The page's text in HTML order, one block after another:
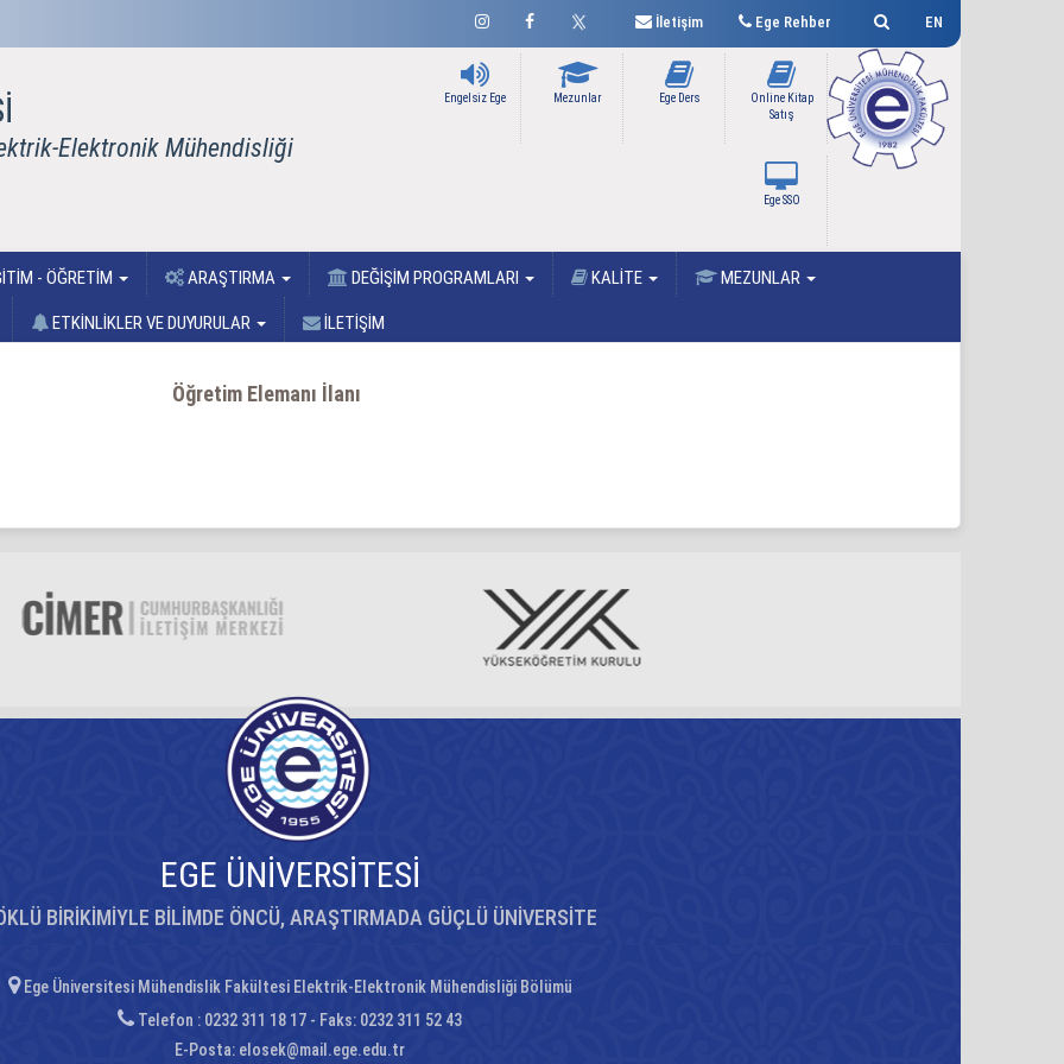
EN
Ege Rehber
İletişim
Elektronik Mühendisliği
Online Kitap
Satış
Ege Ders
Mezunlar
Engelsiz Ege
Ege SSO
- ÖĞRETİM ARAŞTIRMA DEĞİŞİM PROGRAMLARI KALİTE MEZUNLAR
ETKİNLİKLER VE DUYURULAR İLETİŞİM
Öğretim Elemanı İlanı
EGE ÜNİVERSİTESİ
BİRİKİMİYLE BİLİMDE ÖNCÜ, ARAŞTIRMADA GÜÇLÜ ÜNİVERSİTE
Ege Üniversitesi Mühendislik Fakültesi Elektrik-Elektronik Mühendisliği Bölümü
Telefon : 0232 311 18 17 - Faks: 0232 311 52 43
E-Posta: elosek@mail.ege.edu.tr